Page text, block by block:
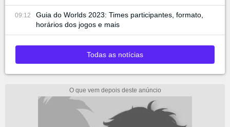
09:12
Guia do Worlds 2023: Times participantes, formato,
horários dos jogos e mais
Todas as notícias